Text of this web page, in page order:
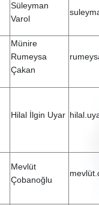
Süleyman
Varol
Münire
Rumeysa
Çakan
Hilal İlgin Uyar
Mevlüt
Çobanoğlu